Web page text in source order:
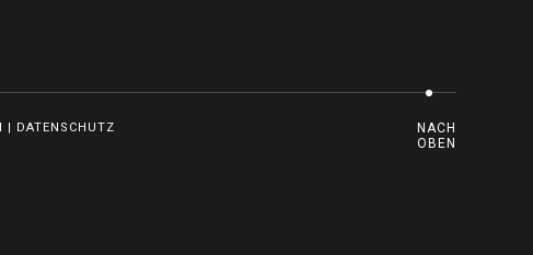
| DATENSCHUTZ
NACH
OBEN